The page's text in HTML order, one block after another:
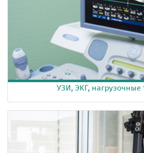
УЗИ, ЭКГ, нагрузочные